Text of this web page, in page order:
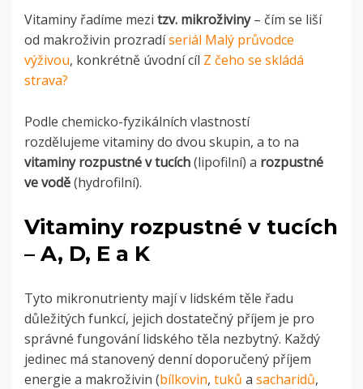
Vitaminy řadíme mezi tzv. mikroživiny– čím se liší
od makroživin prozradíseriál Malý průvodce
výživou, konkrétně úvodní cíl Z čeho se skládá
strava?
Podle chemicko-fyzikálních vlastností
rozdělujeme vitaminy do dvou skupin, a to na
vitaminy rozpustné v tucích(lipofilní) a rozpustné
ve vodě(hydrofilní).
Vitaminy rozpustné v tucích
– A, D, E a K
Tyto mikronutrienty mají v lidském těle řadu
důležitých funkcí, jejich dostatečný příjem je pro
správné fungování lidského těla nezbytný. Každý
jedinec má stanovený denní doporučený příjem
energie a makroživin (bílkovin, tuků a sacharidů,